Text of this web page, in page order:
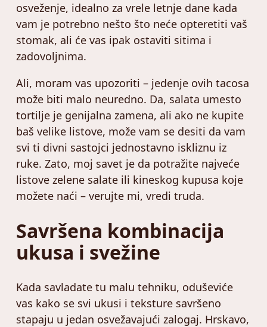
osveženje, idealno za vrele letnje dane kada
vam je potrebno nešto što neće opteretiti vaš
stomak, ali će vas ipak ostaviti sitima i
zadovoljnima.
Ali, moram vas upozoriti – jedenje ovih tacosa
može biti malo neuredno. Da, salata umesto
tortilje je genijalna zamena, ali ako ne kupite
baš velike listove, može vam se desiti da vam
svi ti divni sastojci jednostavno iskliznu iz
ruke. Zato, moj savet je da potražite najveće
listove zelene salate ili kineskog kupusa koje
možete naći – verujte mi, vredi truda.
Savršena kombinacija
ukusa i svežine
Kada savladate tu malu tehniku, oduševiće
vas kako se svi ukusi i teksture savršeno
stapaju u jedan osvežavajući zalogaj. Hrskavo,